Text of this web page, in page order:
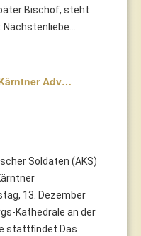
Bischof, steht
Adv…
Soldaten (AKS)
13. Dezember
Kathedrale an der
stattfindet.Das